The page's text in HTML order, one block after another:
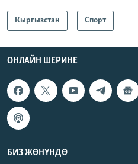
Кыргызстан Спорт
ОНЛАЙН ШЕРИНЕ
БИЗ ЖӨНҮНДӨ